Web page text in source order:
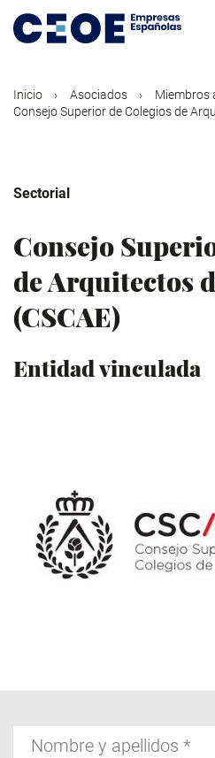
contenido
Inicio Asociados
Miembros
Consejo Superior de Colegios de
Sectorial
Consejo
de Arquitectos
(CSCAE)
Entidad vinculada